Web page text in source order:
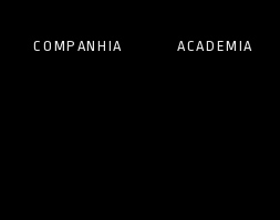
COMPANHIA ACADEMIA